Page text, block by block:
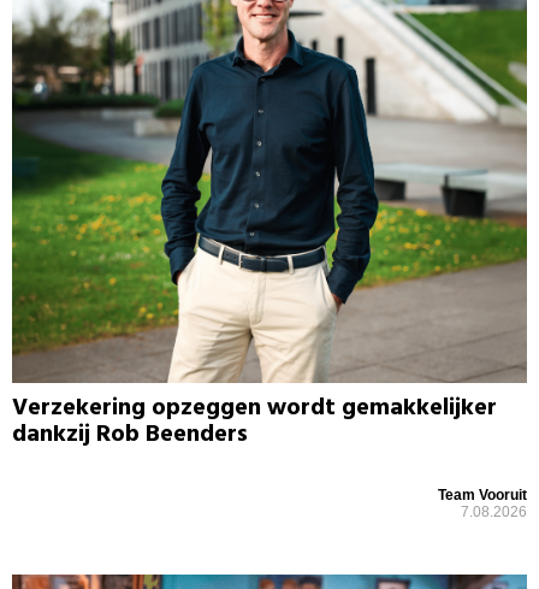
Verzekering opzeggen wordt gemakkelijker
dankzij Rob Beenders
Team Vooruit
7.08.2026